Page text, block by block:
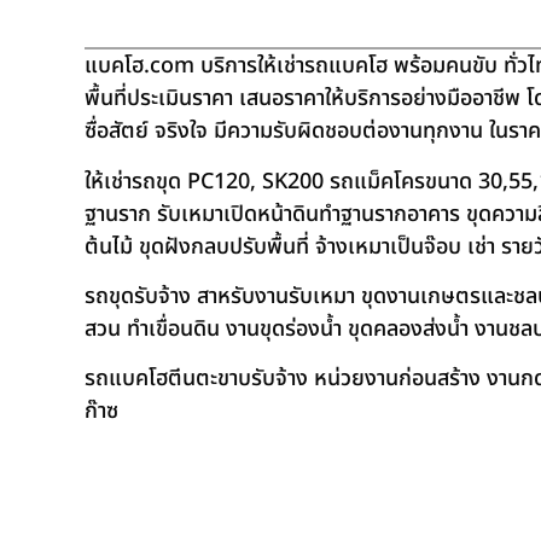
แบคโฮ.com บริการให้เช่ารถแบคโฮ พร้อมคนขับ ทั่ว
พื้นที่ประเมินราคา เสนอราคาให้บริการอย่างมืออาชี
ซื่อสัตย์ จริงใจ มีความรับผิดชอบต่องานทุกงาน ในรา
ให้เช่ารถขุด PC120, SK200 รถแม็คโครขนาด
ฐานราก รับเหมาเปิดหน้าดินทำฐานรากอาคาร ขุดค
ต้นไม้ ขุดฝังกลบปรับพื้นที่ จ้างเหมาเป็นจ๊อบ เช่า ราย
รถขุดรับจ้าง สาหรับงานรับเหมา ขุดงานเกษตรและ
สวน ทำเขื่อนดิน งานขุดร่องน้ำ ขุดคลองส่งน้ำ งานช
รถแบคโฮตีนตะขาบรับจ้าง หน่วยงานก่อนสร้าง งาน
ก๊าซ